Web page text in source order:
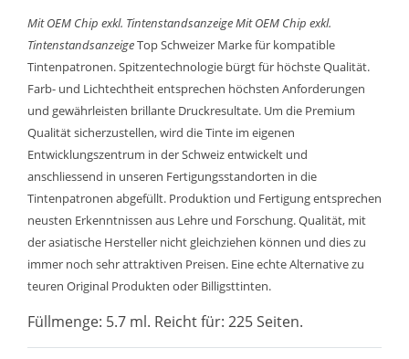
Mit OEM Chip exkl. TintenstandsanzeigeMit OEM Chip exkl.
TintenstandsanzeigeTop Schweizer Marke für kompatible
Tintenpatronen. Spitzentechnologie bürgt für höchste Qualität.
Farb- und Lichtechtheit entsprechen höchsten Anforderungen
und gewährleisten brillante Druckresultate. Um die Premium
Qualität sicherzustellen, wird die Tinte im eigenen
Entwicklungszentrum in der Schweiz entwickelt und
anschliessend in unseren Fertigungsstandorten in die
Tintenpatronen abgefüllt. Produktion und Fertigung entsprechen
neusten Erkenntnissen aus Lehre und Forschung. Qualität, mit
der asiatische Hersteller nicht gleichziehen können und dies zu
immer noch sehr attraktiven Preisen. Eine echte Alternative zu
teuren Original Produkten oder Billigsttinten.
Füllmenge: 5.7 ml. Reicht für: 225 Seiten.